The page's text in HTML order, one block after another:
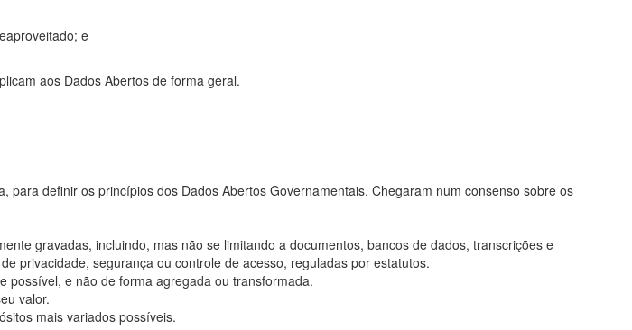
e
aos Dados Abertos de forma geral.
para definir os princípios dos Dados Abertos Governamentais. Chegaram num consenso sobre os
gravadas, incluindo, mas não se limitando a documentos, bancos de dados, transcrições e
privacidade, segurança ou controle de acesso, reguladas por estatutos.
possível, e não de forma agregada ou transformada.
valor.
mais variados possíveis.